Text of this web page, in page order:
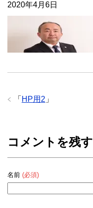
2020年4月6日
「 HP用2 」
コメントを残す
名前 (必須)